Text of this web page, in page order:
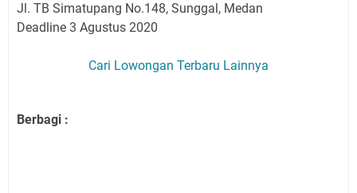
Jl. TB Simatupang No.148, Sunggal, Medan
Deadline 3 Agustus 2020
Cari Lowongan Terbaru Lainnya
Berbagi :